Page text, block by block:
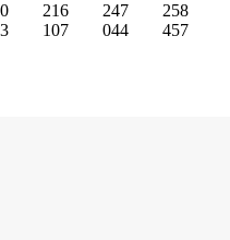
216
107
247
044
258
457